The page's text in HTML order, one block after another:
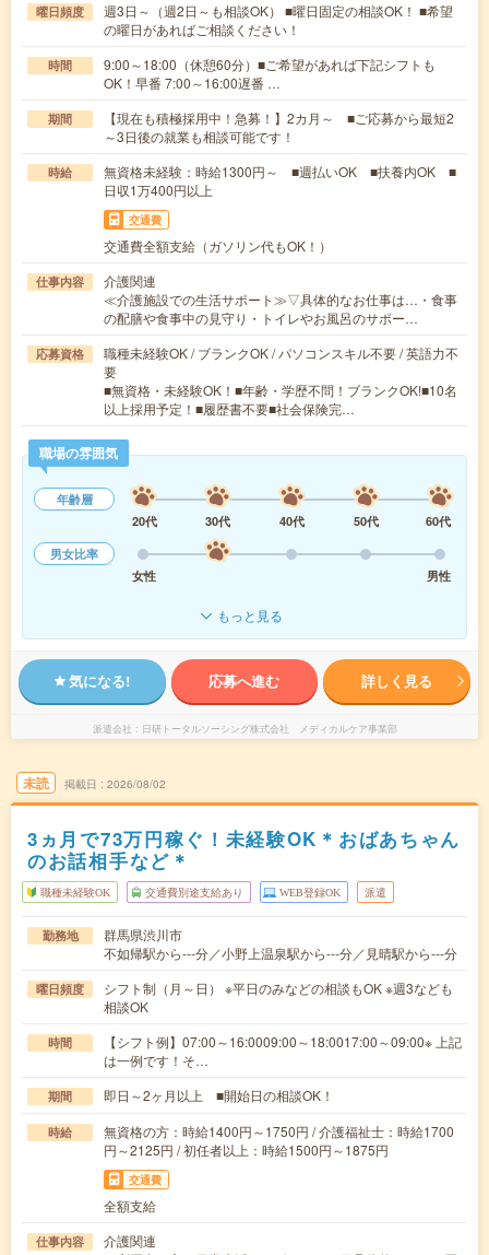
曜日頻度
週3日～（週2日～も相談OK） ■曜日固定の相談OK！ ■希望
の曜日があればご相談ください！
時間
9:00～18:00（休憩60分）■ご希望があれば下記シフトも
OK！早番 7:00～16:00遅番 …
期間
【現在も積極採用中！急募！】2カ月～ ■ご応募から最短2
～3日後の就業も相談可能です！
時給
無資格未経験：時給1300円～ ■週払いOK ■扶養内OK ■
日収1万400円以上
交通費
交通費全額支給（ガソリン代もOK！）
仕事内容
介護関連
≪介護施設での生活サポート≫▽具体的なお仕事は…・食事
の配膳や食事中の見守り・トイレやお風呂のサポー…
応募資格
職種未経験OK / ブランクOK / パソコンスキル不要 / 英語力不
要
■無資格・未経験OK！■年齢・学歴不問！ブランクOK!■10名
以上採用予定！■履歴書不要■社会保険完…
職場の雰囲気
年齢層
20代
30代 40代 50代
60代
男女比率
女性
男性
もっと見る
気になる! 応募へ進む 詳しく見る
派遣会社 日研トータルソーシング株式会社 メディカルケア事業部
未読 掲載日 2026/08/02
3ヵ月で73万円稼ぐ！未経験OK＊おばあちゃん
のお話相手など＊
職種未経験OK 交通費別途支給あり WEB登録OK 派遣
勤務地
群馬県渋川市
不如帰駅から---分／小野上温泉駅から---分／見晴駅から---分
曜日頻度
シフト制（月～日） ※平日のみなどの相談もOK ※週3なども
相談OK
時間
【シフト例】07:00～16:0009:00～18:0017:00～09:00※ 上記
は一例です！そ…
期間 即日～2ヶ月以上 ■開始日の相談OK！
時給
無資格の方：時給1400円～1750円 / 介護福祉士：時給1700
円～2125円 / 初任者以上：時給1500円～1875円
交通費
全額支給
仕事内容
介護関連